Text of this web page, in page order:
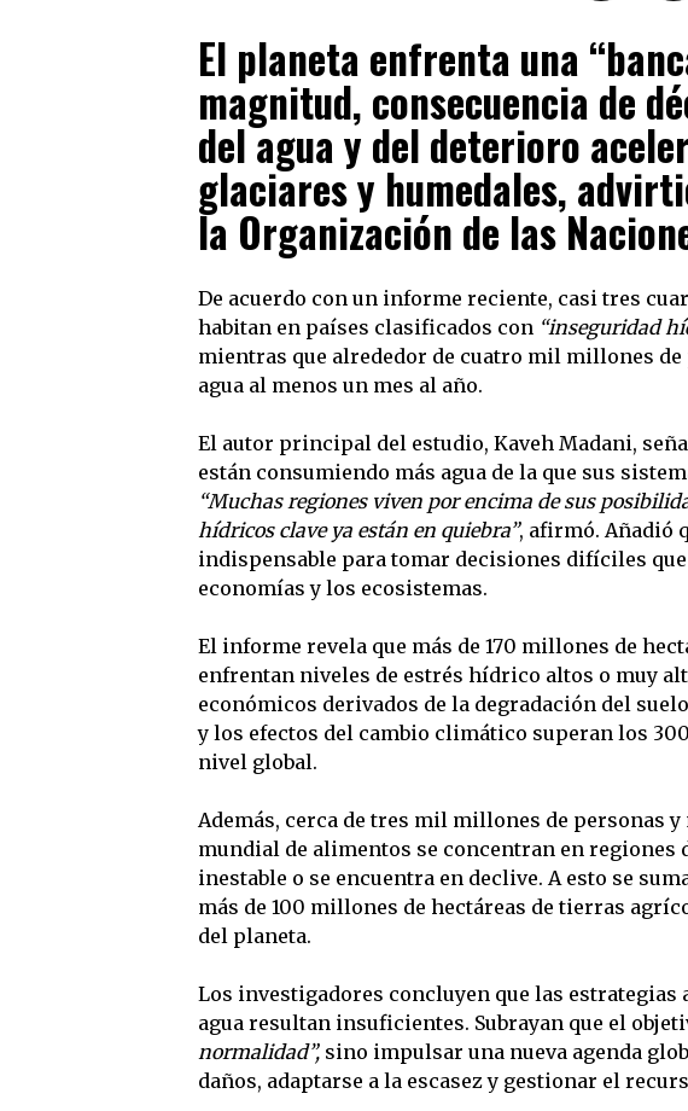
El planeta enfrenta una
magnitud, consecuencia de
del agua y del deterioro
glaciares y humedales,
la Organización de las
De acuerdo con un informe reciente, casi tres
habitan en países clasificados con “inseguridad
mientras que alrededor de cuatro mil millones de
agua al menos un mes al año.
El autor principal del estudio, Kaveh Madani,
están consumiendo más agua de la que sus
“Muchas regiones viven por encima de sus
hídricos clave ya están en quiebra”, afirmó. Añadió
indispensable para tomar decisiones difíciles
economías y los ecosistemas.
El informe revela que más de 170 millones de
enfrentan niveles de estrés hídrico altos o muy
económicos derivados de la degradación del
y los efectos del cambio climático superan los
nivel global.
Además, cerca de tres mil millones de personas
mundial de alimentos se concentran en regiones
inestable o se encuentra en declive. A esto se
más de 100 millones de hectáreas de tierras
del planeta.
Los investigadores concluyen que las
agua resultan insuficientes. Subrayan que el
normalidad”,sino impulsar una nueva agenda
daños, adaptarse a la escasez y gestionar el